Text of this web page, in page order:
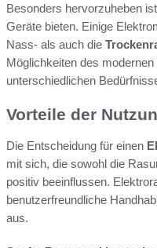
Besonders hervorzuheben
Geräte bieten. Einige
Nass- als auch die
Möglichkeiten des
unterschiedlichen
Vorteile der
Die Entscheidung für einen
mit sich, die sowohl die
positiv beeinflussen.
benutzerfreundliche
aus.